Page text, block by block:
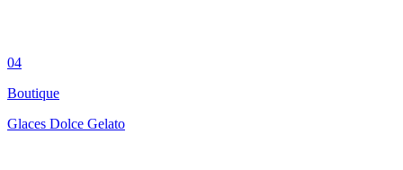
04
Boutique
Glaces Dolce Gelato